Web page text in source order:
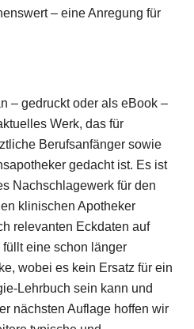
– eine Anregung für
– gedruckt oder als eBook –
Werk, das für
Berufsanfänger sowie
gedacht ist. Es ist
Nachschlagewerk für den
klinischen Apotheker
relevanten Eckdaten auf
eine schon länger
wobei es kein Ersatz für ein
Lehrbuch sein kann und
nächsten Auflage hoffen wir